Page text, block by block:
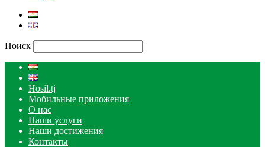
Поиск
Hosil.tj
Мобильные приложения
О нас
Наши услуги
Наши достижения
Контакты